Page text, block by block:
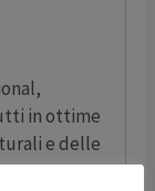
in ottime
e delle